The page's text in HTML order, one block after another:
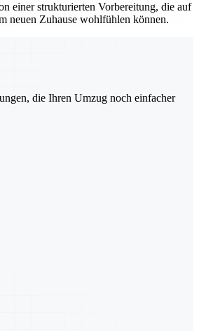
einer strukturierten Vorbereitung, die auf
neuen Zuhause wohlfühlen können.
die Ihren Umzug noch einfacher